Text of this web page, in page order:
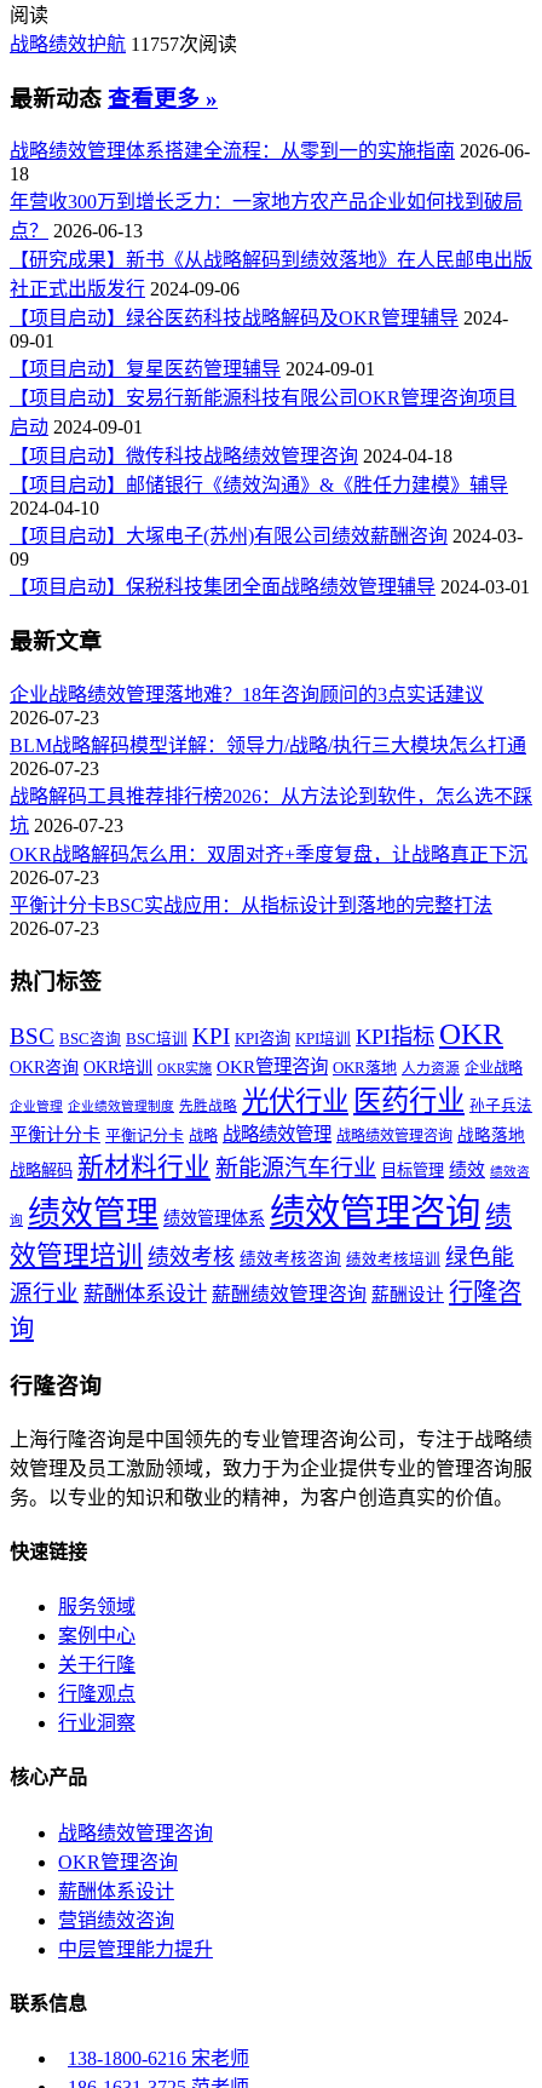
阅读
战略绩效护航 11757次阅读
最新动态 查看更多 »
战略绩效管理体系搭建全流程：从零到一的实施指南 2026-06-
18
年营收300万到增长乏力：一家地方农产品企业如何找到破局
点？
2026-06-13
【研究成果】新书《从战略解码到绩效落地》在人民邮电出版
社正式出版发行 2024-09-06
【项目启动】绿谷医药科技战略解码及OKR管理辅导 2024-
09-01
【项目启动】复星医药管理辅导 2024-09-01
【项目启动】安易行新能源科技有限公司OKR管理咨询项目
启动 2024-09-01
【项目启动】微传科技战略绩效管理咨询 2024-04-18
【项目启动】邮储银行《绩效沟通》&《胜任力建模》辅导
2024-04-10
【项目启动】大塚电子(苏州)有限公司绩效薪酬咨询 2024-03-
09
【项目启动】保税科技集团全面战略绩效管理辅导 2024-03-01
最新文章
企业战略绩效管理落地难？18年咨询顾问的3点实话建议
2026-07-23
BLM战略解码模型详解：领导力/战略/执行三大模块怎么打通
2026-07-23
战略解码工具推荐排行榜2026：从方法论到软件，怎么选不踩
坑 2026-07-23
OKR战略解码怎么用：双周对齐+季度复盘，让战略真正下沉
2026-07-23
平衡计分卡BSC实战应用：从指标设计到落地的完整打法
2026-07-23
热门标签
BSC BSC咨询 BSC培训 KPI KPI咨询 KPI培训 KPI指标 OKR
OKR咨询 OKR培训 OKR实施 OKR管理咨询 OKR落地 人力资源 企业战略
企业管理 企业绩效管理制度 先胜战略 光伏行业 医药行业 孙子兵法
平衡计分卡 平衡记分卡 战略 战略绩效管理 战略绩效管理咨询 战略落地
战略解码 新材料行业 新能源汽车行业 目标管理 绩效 绩效咨
询 绩效管理 绩效管理体系 绩效管理咨询 绩
效管理培训 绩效考核 绩效考核咨询 绩效考核培训
绿色能
源行业 薪酬体系设计 薪酬绩效管理咨询 薪酬设计 行隆咨
询
行隆咨询
上海行隆咨询是中国领先的专业管理咨询公司，专注于战略绩
效管理及员工激励领域，致力于为企业提供专业的管理咨询服
务。以专业的知识和敬业的精神，为客户创造真实的价值。
快速链接
服务领域
案例中心
关于行隆
行隆观点
行业洞察
核心产品
战略绩效管理咨询
OKR管理咨询
薪酬体系设计
营销绩效咨询
中层管理能力提升
联系信息
138-1800-6216 宋老师